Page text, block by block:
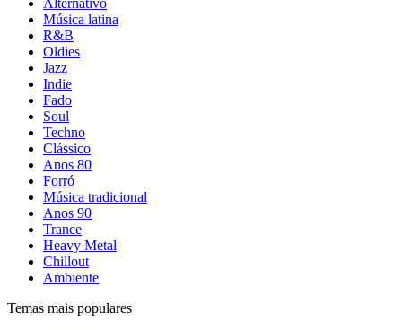
Alternativo
Música latina
R&B
Oldies
Jazz
Indie
Fado
Soul
Techno
Clássico
Anos 80
Forró
Música tradicional
Anos 90
Trance
Heavy Metal
Chillout
Ambiente
Temas mais populares